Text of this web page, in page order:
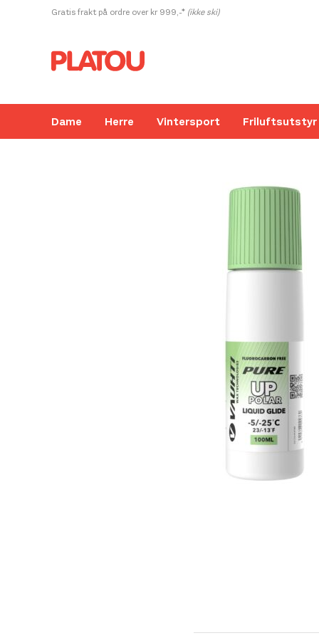
Gratis frakt på ordre over kr 999,-* (ikke ski)
Dame Herre Vintersport Friluftsutstyr